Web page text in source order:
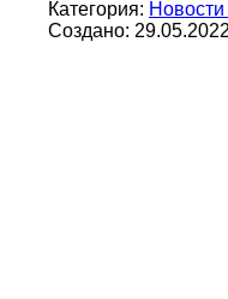
Категория: Новости
Создано: